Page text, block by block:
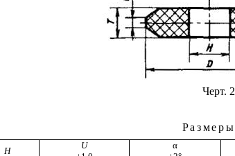
Черт. 2
Размеры
Н
U
α